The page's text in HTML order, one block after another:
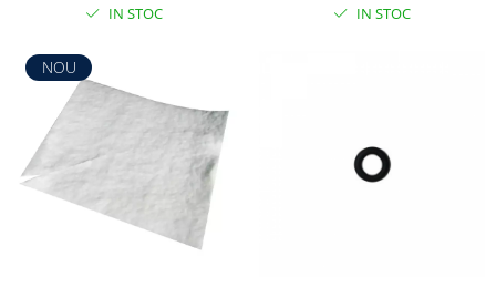
IN STOC IN STOC
NOU